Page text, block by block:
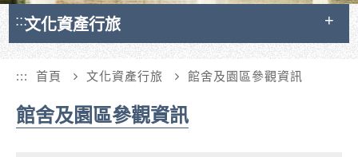
:::文化資產行旅
::: 首頁 文化資產行旅 館舍及園區參觀資訊
館舍及園區參觀資訊